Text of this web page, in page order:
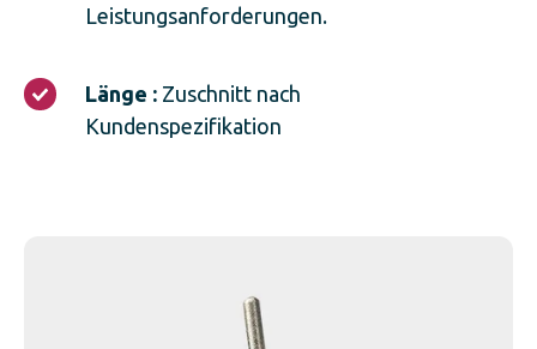
Leistungsanforderungen.
für
Pull-
Leistungsanforderungen.
Länge : Zuschnitt nach
Kundenspezifikation
Länge
:
Zuschnitt